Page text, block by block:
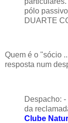
pólo
DUARTE
Quem é o "sócio
resposta num
Despacho:
da
Clube